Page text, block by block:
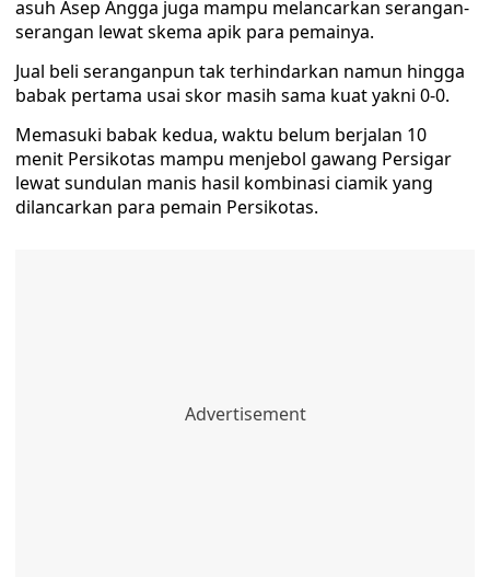
asuh Asep Angga juga mampu melancarkan serangan-
serangan lewat skema apik para pemainya.
Jual beli seranganpun tak terhindarkan namun hingga
babak pertama usai skor masih sama kuat yakni 0-0.
Memasuki babak kedua, waktu belum berjalan 10
menit Persikotas mampu menjebol gawang Persigar
lewat sundulan manis hasil kombinasi ciamik yang
dilancarkan para pemain Persikotas.